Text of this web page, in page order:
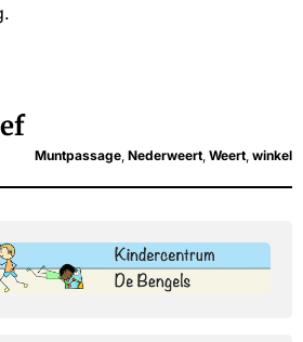
Muntpassage Nederweert Weert winkel